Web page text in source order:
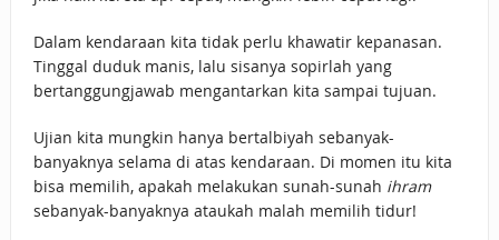
Dalam kendaraan kita tidak perlu khawatir kepanasan.
Tinggal duduk manis, lalu sisanya sopirlah yang
bertanggungjawab mengantarkan kita sampai tujuan.
Ujian kita mungkin hanya bertalbiyah sebanyak-
banyaknya selama di atas kendaraan. Di momen itu kita
bisa memilih, apakah melakukan sunah-sunah ihram
sebanyak-banyaknya ataukah malah memilih tidur!